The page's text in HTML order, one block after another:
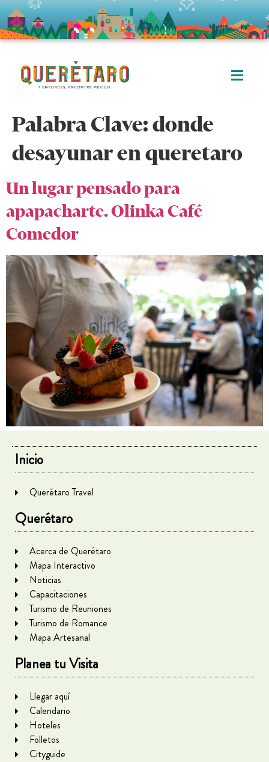
Palabra Clave:donde
desayunar en queretaro
Un lugar pensado para
apapacharte. Olinka Café
Comedor
Inicio
Querétaro Travel
Querétaro
Acerca de Querétaro
Mapa Interactivo
Noticias
Capacitaciones
Turismo de Reuniones
Turismo de Romance
Mapa Artesanal
Planea tu Visita
Llegar aquí
Calendario
Hoteles
Folletos
Cityguide